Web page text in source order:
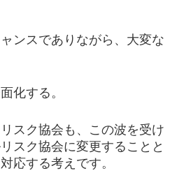
ャ ンスであり ながら、大変な
化する。
スク協会も、この波を受け
スク協会に変更することと
応する考えです。